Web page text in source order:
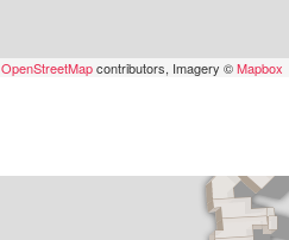
OpenStreetMapcontributors, Imagery ©Mapbox